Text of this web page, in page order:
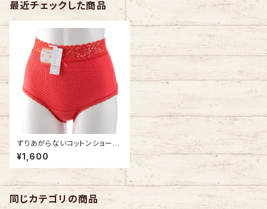
最近チェックした商品
ずりあがらないコットンショーツ
LLサイズ エトワール841 赤 ウ
エストレース フルバック 赤パン
鹿の子編み 赤い下着
¥1,600
同じカテゴリの商品